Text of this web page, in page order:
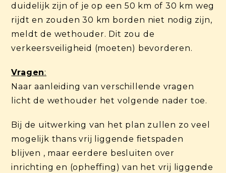
duidelijk zijn of je op een 50 km of 30 km weg
rijdt en zouden 30 km borden niet nodig zijn,
meldt de wethouder. Dit zou de
verkeersveiligheid (moeten) bevorderen.
Vragen:
Naar aanleiding van verschillende vragen
licht de wethouder het volgende nader toe.
Bij de uitwerking van het plan zullen zo veel
mogelijk thans vrij liggende fietspaden
blijven , maar eerdere besluiten over
inrichting en (opheffing) van het vrij liggende